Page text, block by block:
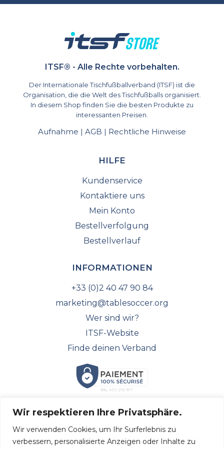
Wir respektieren Ihre Privatsphäre.
Wir verwenden Cookies, um Ihr Surferlebnis zu
verbessern, personalisierte Anzeigen oder Inhalte zu
ITSF® - Alle Rechte vorbehalten.
Der Internationale Tischfußballverband (ITSF) ist die
Organisation, die die Welt des Tischfußballs organisiert.
In diesem Shop finden Sie die besten Produkte zu
interessanten Preisen.
Aufnahme | AGB | Rechtliche Hinweise
HILFE
Kundenservice
Kontaktiere uns
Mein Konto
Bestellverfolgung
Bestellverlauf
INFORMATIONEN
+33 (0)2 40 47 90 84
marketing@tablesoccer.org
Wer sind wir?
ITSF-Website
Finde deinen Verband
FOLGEN SIE UNS!
folgen Sie uns in den sozialen Medien.